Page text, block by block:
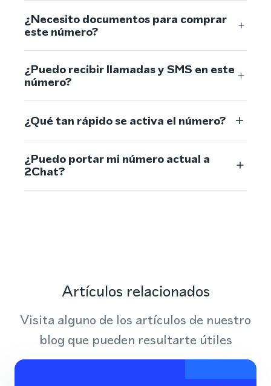
¿Necesito documentos para comprar
este número?
¿Puedo recibir llamadas y SMS en este
número?
¿Qué tan rápido se activa el número?
¿Puedo portar mi número actual a
2Chat?
Artículos relacionados
Visita alguno de los artículos de nuestro
blog que pueden resultarte útiles